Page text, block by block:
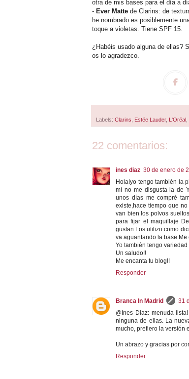
otra de mis bases para el día a
- Ever Matte de Clarins: de
he nombrado es posiblemente
toque a violetas. Tiene SPF 15.
¿Habéis usado alguna de ellas?
os lo agradezco.
Labels: Clarins Estée Lauder, L'Oréal
22 comentarios:
ines diaz 30 de enero de
Hola!yo tengo también la
mí no me disgusta la de
unos días me compré
existe,hace tiempo que
van bien los polvos
para fijar el maquillaje
gustan.Los utilizo como
va aguantando la base.Me
Yo también tengo
Un saludo!!
Me encanta tu blog!!
Responder
Branca In Madrid
31
@Ines Diaz: menuda
ninguna de ellas. La
mucho, prefiero la versión
Un abrazo y gracias por
Responder